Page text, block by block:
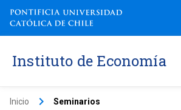
Instituto de Economía
Inicio keyboard_arrow_right Seminarios